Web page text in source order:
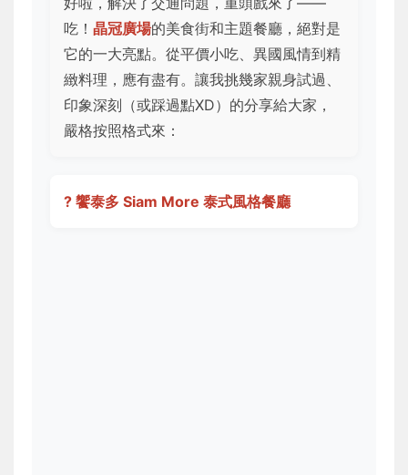
吃！ 晶冠廣場的美食街和主題餐廳，絕對是
它的一大亮點。從平價小吃、異國風情到精
緻料理，應有盡有。讓我挑幾家親身試過、
印象深刻（或踩過點XD）的分享給大家，
嚴格按照格式來：
? 饗泰多 Siam More 泰式風格餐廳